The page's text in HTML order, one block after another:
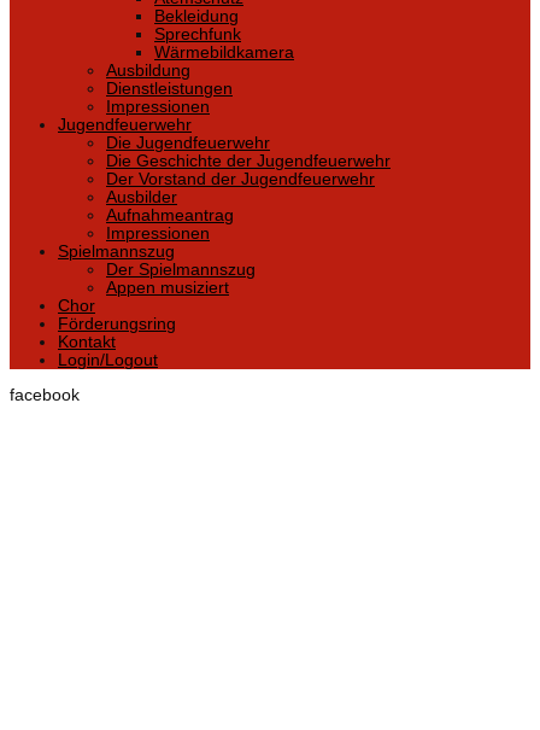
Bekleidung
Sprechfunk
Wärmebildkamera
Ausbildung
Dienstleistungen
Impressionen
Jugendfeuerwehr
Die Jugendfeuerwehr
Die Geschichte der Jugendfeuerwehr
Der Vorstand der Jugendfeuerwehr
Ausbilder
Aufnahmeantrag
Impressionen
Spielmannszug
Der Spielmannszug
Appen musiziert
Chor
Förderungsring
Kontakt
Login/Logout
facebook